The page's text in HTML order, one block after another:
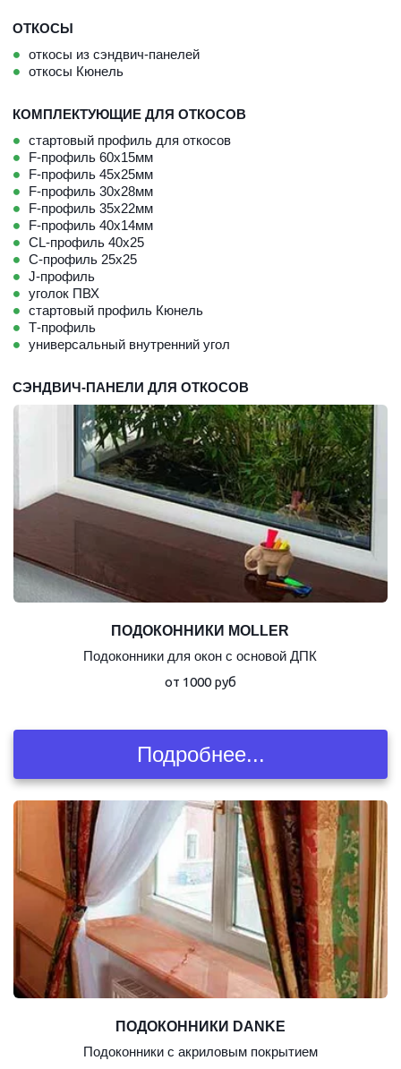
ОТКОСЫ
откосы из сэндвич-панелей
откосы Кюнель
КОМПЛЕКТУЮЩИЕ ДЛЯ ОТКОСОВ
стартовый профиль для откосов
F-профиль 60х15мм
F-профиль 45х25мм
F-профиль 30х28мм
F-профиль 35х22мм
F-профиль 40х14мм
CL-профиль 40х25
C-профиль 25х25
J-профиль
уголок ПВХ
стартовый профиль Кюнель
Т-профиль
универсальный внутренний угол
СЭНДВИЧ-ПАНЕЛИ ДЛЯ ОТКОСОВ
ПОДОКОННИКИ MOLLER
Подоконники для окон с основой ДПК
от 1000 руб
Подробнее...
ПОДОКОННИКИ DANKE
Подоконники с акриловым покрытием